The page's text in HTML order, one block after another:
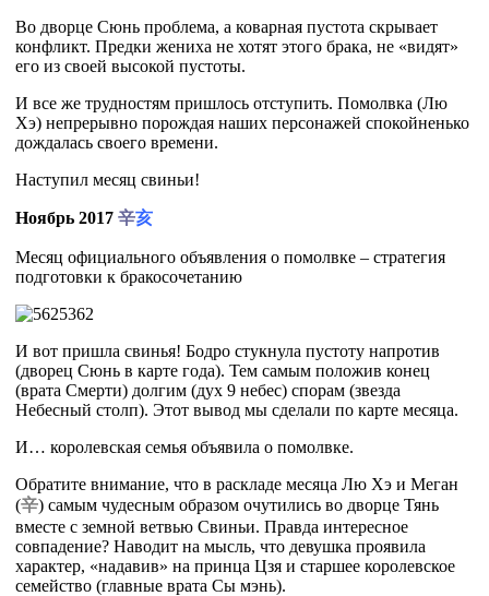
Во дворце Сюнь проблема, а коварная пустота скрывает
конфликт. Предки жениха не хотят этого брака, не «видят»
его из своей высокой пустоты.
И все же трудностям пришлось отступить. Помолвка (Лю
Хэ) непрерывно порождая наших персонажей спокойненько
дождалась своего времени.
Наступил месяц свиньи!
Ноябрь 2017 辛亥
Месяц официального объявления о помолвке – стратегия
подготовки к бракосочетанию
И вот пришла свинья! Бодро стукнула пустоту напротив
(дворец Сюнь в карте года). Тем самым положив конец
(врата Смерти) долгим (дух 9 небес) спорам (звезда
Небесный столп). Этот вывод мы сделали по карте месяца.
И… королевская семья объявила о помолвке.
Обратите внимание, что в раскладе месяца Лю Хэ и Меган
(辛) самым чудесным образом очутились во дворце Тянь
вместе с земной ветвью Свиньи. Правда интересное
совпадение? Наводит на мысль, что девушка проявила
характер, «надавив» на принца Цзя и старшее королевское
семейство (главные врата Сы мэнь).